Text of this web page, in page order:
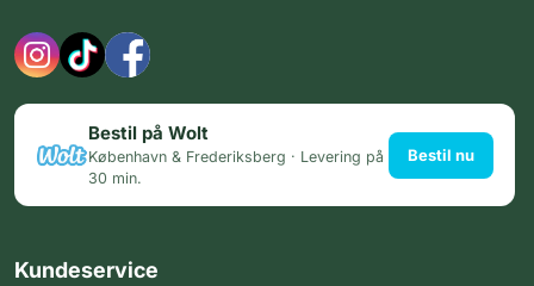
Bestil på Wolt
København & Frederiksberg · Levering på
30 min.
Bestil nu
Kundeservice